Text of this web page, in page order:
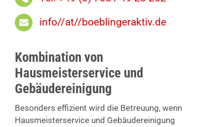
info//at//boeblingeraktiv.de
Kombination von
Hausmeisterservice und
Gebäudereinigung
Besonders effizient wird die Betreuung, wenn
Hausmeisterservice und Gebäudereinigung